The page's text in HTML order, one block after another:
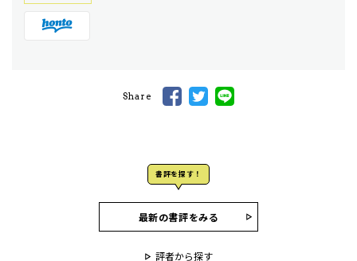
Share
書評を探す！
最新の書評をみる
評者から探す